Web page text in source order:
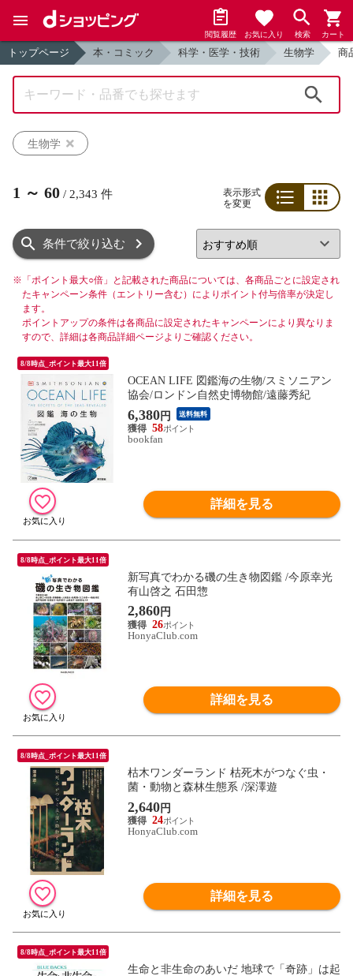
閲覧履歴 お気に入り 検索 カート
トップページ 本・コミック 科学・医学・技術 生物学 商
生物学
1 ～ 60 / 2,343 件
表示形式
を変更
条件で絞り込む
※ 「ポイント最大○倍」と記載された商品については、各商品ごとに設定され
たキャンペーン条件（エントリー含む）によりポイント付与倍率が決定し
ます。
ポイントアップの条件は各商品に設定されたキャンペーンにより異なりま
すので、詳細は各商品詳細ページよりご確認ください。
8/8時点_ポイント最大11倍
OCEAN LIFE 図鑑海の生物/スミソニアン
協会/ロンドン自然史博物館/遠藤秀紀
6,380円 送料無料
58
bookfan
詳細を見る
8/8時点_ポイント最大11倍
新写真でわかる磯の生き物図鑑 /今原幸光
有山啓之 石田惣
2,860円
26
HonyaClub.com
詳細を見る
8/8時点_ポイント最大11倍
枯木ワンダーランド 枯死木がつなぐ虫・
菌・動物と森林生態系 /深澤遊
2,640円
24
HonyaClub.com
詳細を見る
8/8時点_ポイント最大11倍
生命と非生命のあいだ 地球で「奇跡」は起